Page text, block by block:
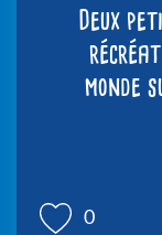
Deux
monde
0